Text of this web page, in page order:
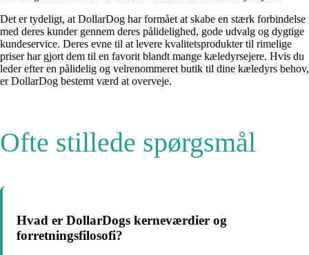
Det er tydeligt, at DollarDog har formået at skabe en stærk forbindelse
med deres kunder gennem deres pålidelighed, gode udvalg og dygtige
kundeservice. Deres evne til at levere kvalitetsprodukter til rimelige
priser har gjort dem til en favorit blandt mange kæledyrsejere. Hvis du
leder efter en pålidelig og velrenommeret butik til dine kæledyrs behov,
er DollarDog bestemt værd at overveje.
Ofte stillede spørgsmål
Hvad er DollarDogs kerneværdier og
forretningsfilosofi?